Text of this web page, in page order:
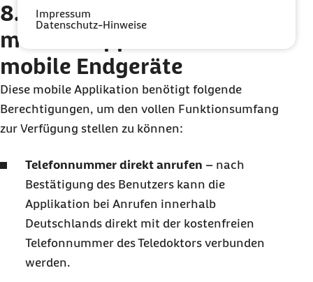
Impressum
Datenschutz-Hinweise
8. Zugriffsberechtigung der
mobilen Applikation auf
mobile Endgeräte
Diese mobile Applikation benötigt folgende
Berechtigungen, um den vollen Funktionsumfang
zur Verfügung stellen zu können:
Telefonnummer direkt anrufen – nach
Bestätigung des Benutzers kann die
Applikation bei Anrufen innerhalb
Deutschlands direkt mit der kostenfreien
Telefonnummer des Teledoktors verbunden
werden.